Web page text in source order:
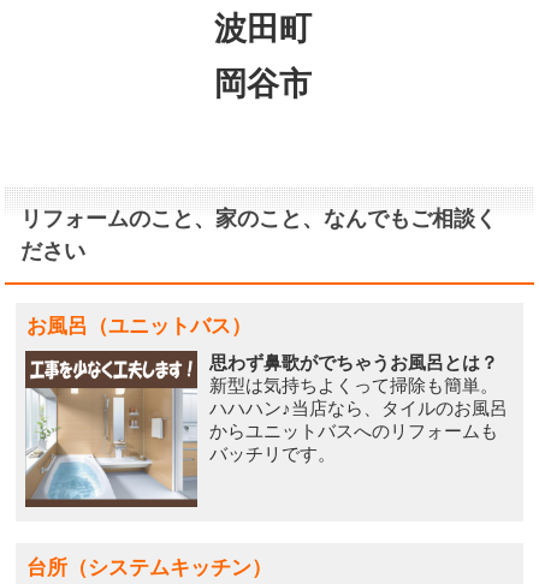
波田町
岡谷市
リフォームのこと、家のこと、なんでもご相談く
ださい
お風呂（ユニットバス）
思わず鼻歌がでちゃうお風呂とは？
新型は気持ちよくって掃除も簡単。
ハハハン♪当店なら、タイルのお風呂
からユニットバスへのリフォームも
バッチリです。
台所（システムキッチン）